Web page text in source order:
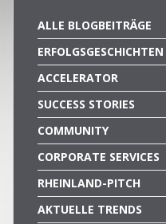
ALLE BLOGBEITRÄGE
ERFOLGSGESCHICHTEN
ACCELERATOR
SUCCESS STORIES
COMMUNITY
CORPORATE SERVICES
RHEINLAND-PITCH
AKTUELLE TRENDS